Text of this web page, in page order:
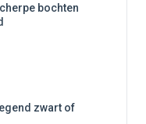
bochten
zwart of